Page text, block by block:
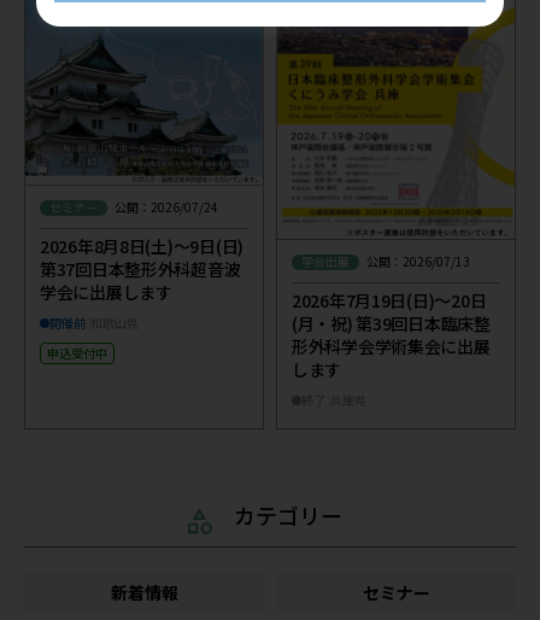
セミナー 公開：2026/07/24
2026年8月8日(土)～9日(日)
第37回日本整形外科超音波
学会に出展します
開催前
申込受付中
学会出展 公開：2026/07/13
2026年7月19日(日)～20日
(月・祝) 第39回日本臨床整
形外科学会学術集会に出展
します
カテゴリー
新着情報 セミナー